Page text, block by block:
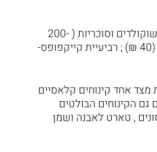
בין המארזים במהדורה מוגבלת: לב גדול – לב שוקולד מריר ממולא שוקולדים וסוכריות ( 200-
250 ₪); לב אישי – ממולא בקראנץ פרלינה לוז שוקולד חלב ומריר (40 ₪) ; רביעיית קייקפופס-
מצד אחד קינוחים קלאסיים
גם הקינוחים הבולטים
, טארט לאבנה ושמן